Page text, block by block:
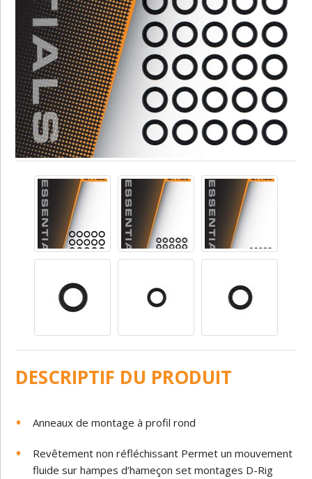
DESCRIPTIF DU PRODUIT
Anneaux de montage à profil rond
Revêtement non réfléchissant Permet un mouvement
fluide sur hampes d’hameçon set montages D-Rig